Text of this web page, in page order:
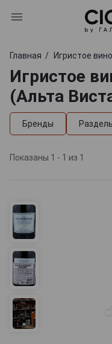
Главная Игристое вино
Игристое
(Альта
Бренды
Показаны 1 - 1 из 1